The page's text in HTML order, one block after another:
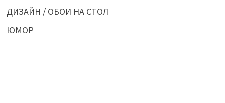
ДИЗАЙН / ОБОИ НА СТОЛ
ЮМОР